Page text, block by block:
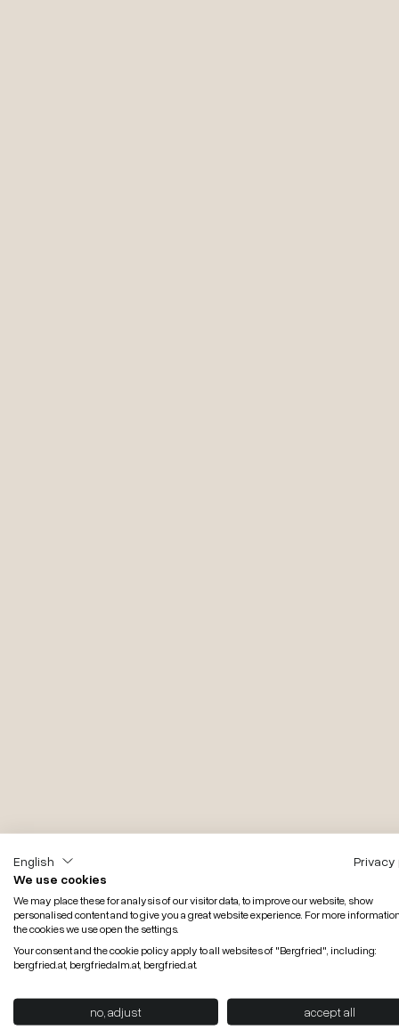
English
Privacy
We use cookies
We may place these for analysis of our visitor data, to improve our website, show
personalised content and to give you a great website experience. For more
the cookies we use open the settings.
Your consent and the cookie policy apply to all websites of "Bergfried", including:
bergfried.at, bergfriedalm.at, bergfried.at.
no, adjust accept all